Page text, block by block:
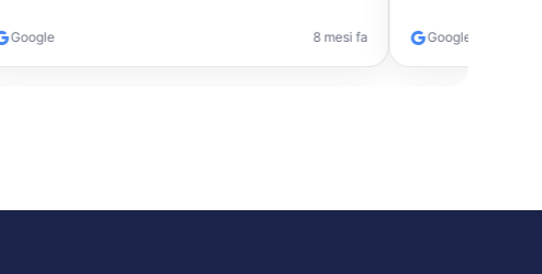
Google 8 mesi fa Google